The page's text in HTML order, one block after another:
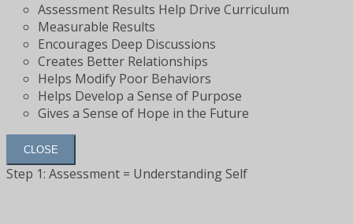
Assessment Results Help Drive Curriculum
Measurable Results
Encourages Deep Discussions
Creates Better Relationships
Helps Modify Poor Behaviors
Helps Develop a Sense of Purpose
Gives a Sense of Hope in the Future
CLOSE
Step 1: Assessment = Understanding Self